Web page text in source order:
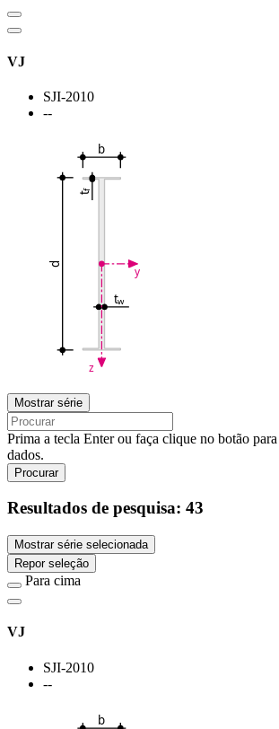
VJ
SJI-2010
--
b
d
t
f
tw
y
z
Mostrar série
Prima a tecla Enter ou faça clique no botão
dados.
Procurar
Resultados de pesquisa: 43
Mostrar série selecionada
Repor seleção
Para cima
VJ
SJI-2010
--
b